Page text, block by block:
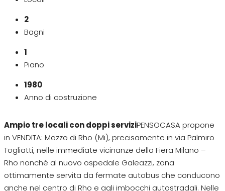
2
Bagni
1
Piano
1980
Anno di costruzione
Ampio tre locali con doppi serviziPENSOCASA propone
in VENDITA: Mazzo di Rho (Mi), precisamente in via Palmiro
Togliatti, nelle immediate vicinanze della Fiera Milano –
Rho nonché al nuovo ospedale Galeazzi, zona
ottimamente servita da fermate autobus che conducono
anche nel centro di Rho e agli imbocchi autostradali. Nelle